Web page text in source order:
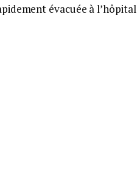
évacuée à l’hôpital